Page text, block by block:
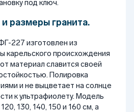
под ключ.
размеры гранита.
227 изготовлен из
карельского происхождения
материал славится своей
Полировка
и не выцветает на солнце
к ультрафиолету. Модель
130, 140, 150 и 160 см, а